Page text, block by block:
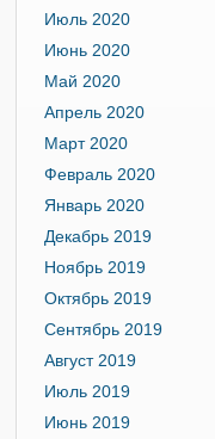
Июль 2020
Июнь 2020
Май 2020
Апрель 2020
Март 2020
Февраль 2020
Январь 2020
Декабрь 2019
Ноябрь 2019
Октябрь 2019
Сентябрь 2019
Август 2019
Июль 2019
Июнь 2019